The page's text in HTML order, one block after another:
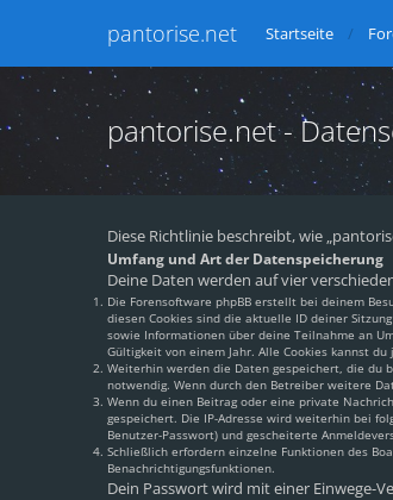
pantorise.net Startseite
pantorise.net -
Diese Richtlinie beschreibt, wie
Umfang und Art der Datenspeicherung
Deine Daten werden auf vier
Die Forensoftware phpBB erstellt bei deinem
diesen Cookies sind die aktuelle ID deiner
sowie Informationen über deine Teilnahme an
Gültigkeit von einem Jahr. Alle Cookies kannst
Weiterhin werden die Daten gespeichert, die du
notwendig. Wenn durch den Betreiber weitere
Wenn du einen Beitrag oder eine private
gespeichert. Die IP-Adresse wird weiterhin bei
Benutzer-Passwort) und gescheiterte
Schließlich erfordern einzelne Funktionen des
Benachrichtigungsfunktionen.
Dein Passwort wird mit einer Einwege-